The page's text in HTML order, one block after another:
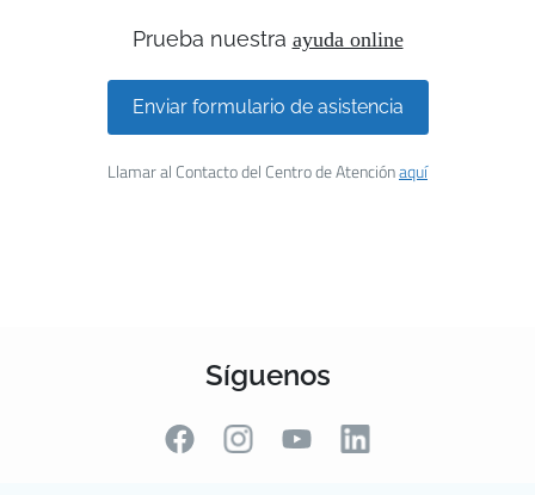
Prueba nuestra ayuda online
Enviar formulario de asistencia
Llamar al Contacto del Centro de Atenciónaquí
Síguenos